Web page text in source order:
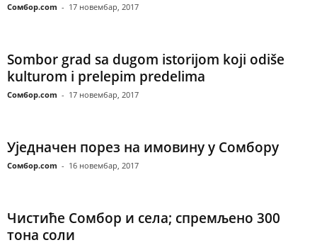
Сомбор.com - 17 новембар, 2017
Sombor grad sa dugom istorijom koji odiše
kulturom i prelepim predelima
Сомбор.com - 17 новембар, 2017
Уједначен порез на имовину у Сомбору
Сомбор.com - 16 новембар, 2017
Чистиће Сомбор и села; спремљено 300
тона соли